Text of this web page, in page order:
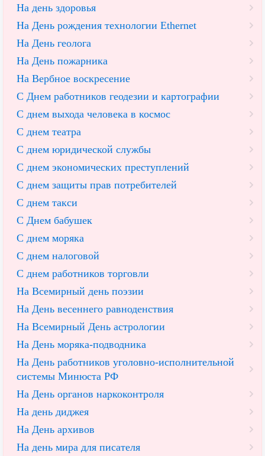
На день здоровья
На День рождения технологии Ethernet
На День геолога
На День пожарника
На Вербное воскресение
С Днем работников геодезии и картографии
С днем выхода человека в космос
С днем театра
С днем юридической службы
С днем экономических преступлений
С днем защиты прав потребителей
С днем такси
С Днем бабушек
С днем моряка
С днем налоговой
С днем работников торговли
На Всемирный день поэзии
На День весеннего равноденствия
На Всемирный День астрологии
На День моряка-подводника
На День работников уголовно-исполнительной
системы Минюста РФ
На День органов наркоконтроля
На день диджея
На День архивов
На день мира для писателя